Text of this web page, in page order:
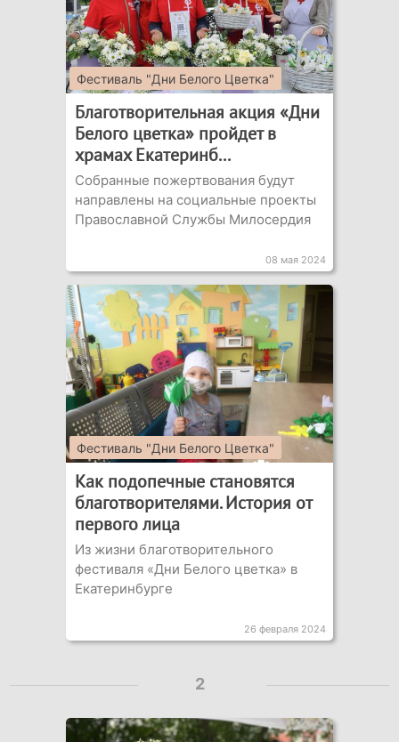
Фестиваль "Дни Белого Цветка"
Благотворительная акция «Дни
Белого цветка» пройдет в
храмах Екатеринб...
Собранные пожертвования будут
направлены на социальные проекты
Православной Службы Милосердия
08 мая 2024
Фестиваль "Дни Белого Цветка"
Как подопечные становятся
благотворителями. История от
первого лица
Из жизни благотворительного
фестиваля «Дни Белого цветка» в
Екатеринбурге
26 февраля 2024
2